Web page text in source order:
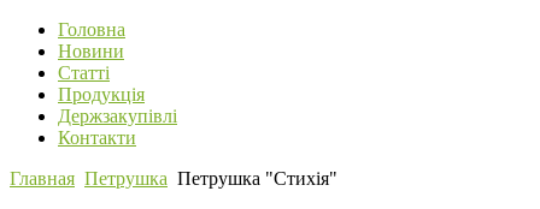
Головна
Новини
Статті
Продукція
Держзакупівлі
Контакти
Главная Петрушка Петрушка "Стихія"